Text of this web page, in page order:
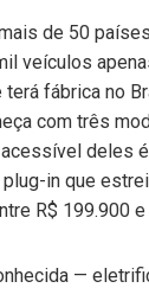
de 50
veículos
terá fábrica no
com três
acessível deles
in que
R$ 199.900 e
—